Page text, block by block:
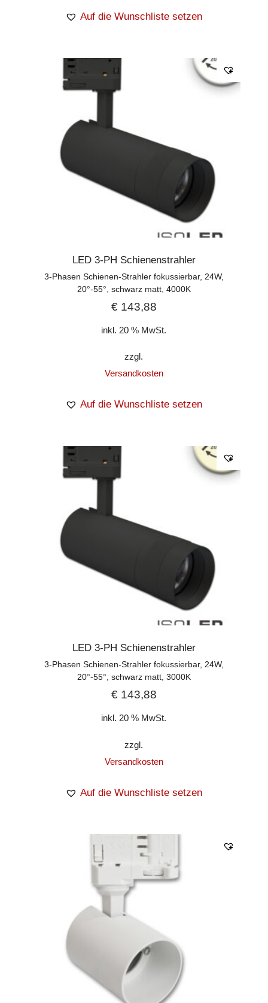
Auf die Wunschliste setzen
LED 3-PH Schienenstrahler
3-Phasen Schienen-Strahler fokussierbar, 24W,
20°-55°, schwarz matt, 4000K
€143,88
inkl. 20 % MwSt.
zzgl.
Versandkosten
Auf die Wunschliste setzen
LED 3-PH Schienenstrahler
3-Phasen Schienen-Strahler fokussierbar, 24W,
20°-55°, schwarz matt, 3000K
€143,88
inkl. 20 % MwSt.
zzgl.
Versandkosten
Auf die Wunschliste setzen